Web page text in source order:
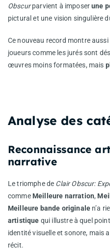
Obscurparvient à imposerune
pictural et une vision singulière
Ce nouveau record montre
joueurs comme les jurés sont
œuvres moins formatées, mais
Analyse des
Reconnaissance
narrative
Le triomphe de Clair Obscur:
comme Meilleure narration,
Meilleure bande originale n’a
artistique qui illustre à quel
identité visuelle et sonore, mais
récit.